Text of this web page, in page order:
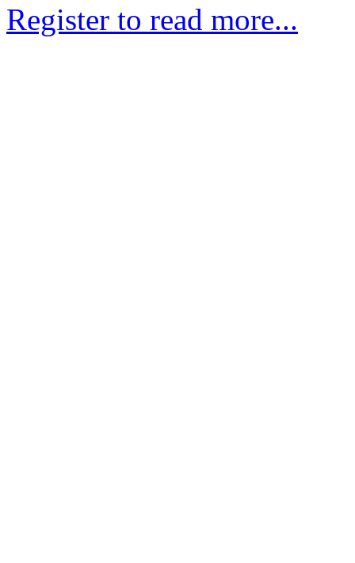
Register to read more...